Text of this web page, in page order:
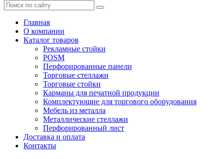
Главная
О компании
Каталог товаров
Рекламные стойки
POSM
Перфорированные панели
Торговые стеллажи
Торговые стойки
Карманы для печатной продукции
Комплектующие для торгового оборудования
Мебель из металла
Металлические стеллажи
Перфорированный лист
Доставка и оплата
Контакты